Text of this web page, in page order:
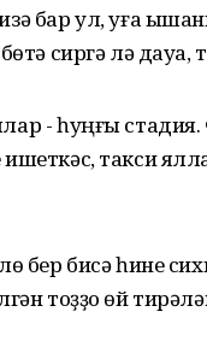
бар ул, уға
сиргә лә дауа,
- һуңғы
такси
бер бисә һине
тоҙҙо өй